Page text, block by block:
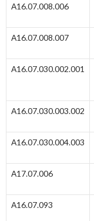
А16.07.008.006
А16.07.008.007
А16.07.030.002.001
А16.07.030.003.002
А16.07.030.004.003
А17.07.006
А16.07.093